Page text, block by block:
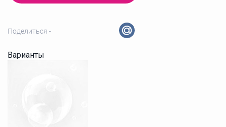
Поделиться -
Варианты